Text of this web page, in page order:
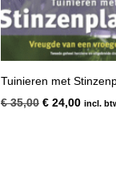
Tuinieren met
€35,00 €24,00 incl.